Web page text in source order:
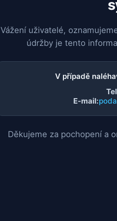
Vážení uživatelé,
údržby je tento
V případě
E-mail:
Děkujeme za pochopení a